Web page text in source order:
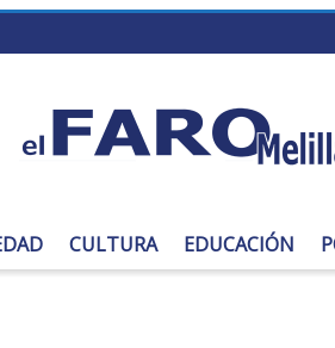
CULTURA EDUCACIÓN